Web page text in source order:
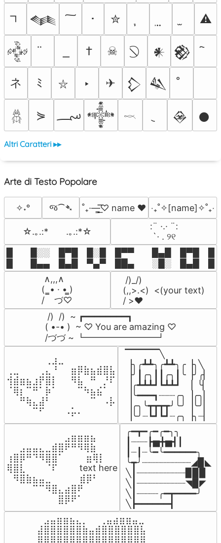
𒈝 ･ ✮ ⚠
𒅒 † ☠ 𒀭 𒆙
ネ ﾐ ⛥ ‣ ✈ 𒁷 𒈑
𓆣 ⋟ ؄ 𒀱 𓎖 𒊲 𒊹
Altri Caratteri ▸▸
Arte di Testo Popolare
✧˖° જ⁀➴ ˚₊·—̳͟͞͞♡ name ♥️ ‎‧₊˚✧[name]✧˚₊‧
☆.｡.:*　　.｡.:*☆
⠀:¨ ·.· ¨:⠀
⠀ `· . ୨୧⠀
█  █░░ █▀█ █░█ █▀▀  █▄█ █▀█
█  █▄▄ █▄█ ▀▄▀ ██▄  ░█░ █▄█
∧,,,∧
(  ̳• · • ̳)
/    づ♡
/)_/)
(,,>.<)  <(your text)
/ >❤️
/)  /)  ~ ┏━━━━━━━━┓
( •-• )  ~ ♡ You are amazing ♡
/づづ ~ ┗━━━━━━━━┛
⠀⠀⠀⠀⠀⠀⢀⣰⣀⠀⠀⠀⠀⠀⠀⠀⠀
⢀⣀⠀⠀⠀⢀⣄⠘⠀⠀⣶⡿⣷⣦⣾⣿⣧
⢺⣾⣶⣦⣰⡟⣿⡇⠀⠀⠻⣧⠀⠛⠀⡘⠏
⠈⢿⡆⠉⠛⠁⡷⠁⠀⠀⠀⠉⠳⣦⣮⠁⠀
⠀⠀⠛⢷⣄⣼⠃⠀⠀⠀⠀⠀⠀⠉⠀⠠⡧
⠀⠀⠀⠀⠉⠋⠀⠀⠀⠠⡥⠄⠀⠀⠀⠀⠀
▔▔▔▔▔╲
▕╮╭┻┻╮╭┻┻╮╭▕╮╲
▕╯┃╭╮┃┃╭╮┃╰▕╯╭▏
▕╭┻┻┻┛┗┻┻┛  ▕  ╰▏
▕╰━━━┓┈┈┈╭╮▕╭╮▏
▕╭╮╰┳┳┳┳╯╰╯▕╰╯▏
▕╰╯┈┗┛┗┛┈╭╮▕╮┈▏
⠀⠀⠀⠀⠀⠀⠀⠀⠀⣠⣶⣶⣶⣦⠀⠀
⠀⠀⣠⣤⣤⣄⣀⣾⣿⠟⠛⠻⢿⣷⠀
⢰⣿⡿⠛⠙⠻⣿⣿⠁⠀⠀ ⠀⣶⢿⡇
⢿⣿⣇⠀⠀⠀⠈⠏⠀⠀⠀ text here
⠀⠻⣿⣷⣦⣤⣀⠀⠀⠀ ⠀⣾⡿⠃⠀
⠀⠀⠀⠀⠉⠉⠻⣿⣄⣴⣿⠟⠀⠀⠀
⠀⠀⠀⠀⠀⠀⠀⠀⣿⡿⠟⠁⠀⠀⠀
╭━┳━╭━╭━╮╮
┃┈┈┈┣▅╋▅┫┃
┃┈┃┈╰━╰━━━━━━╮
╰┳╯┈┈┈┈┈┈┈┈┈◢▉◣
╲┃┈┈┈┈┈┈┈┈┈▉▉▉
╲┃┈┈┈┈┈┈┈┈┈◥▉◤
╲┃┈┈┈┈╭━┳━━━━╯
╲┣━━━━━━┫﻿
⠀⣠⣤⣶⣶⣦⣄⡀  ⠀⢀⣤⣴⣶⣶⣤⣀⠀
⣼⣿⣿⣿⣿⣿⣿⣷⣤⣾⣿⣿⣿⣿⣿⣿⣧
⣿⣿⣿⣿⣿⣿⣿⣿⣿⣿⣿⣿⣿⣿⣿⣿⣿